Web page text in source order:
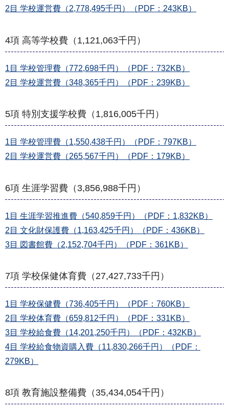
2目 学校運営費（2,778,495千円）（PDF：243KB）
4項 高等学校費（1,121,063千円）
1目 学校管理費（772,698千円）（PDF：732KB）
2目 学校運営費（348,365千円）（PDF：239KB）
5項 特別支援学校費（1,816,005千円）
1目 学校管理費（1,550,438千円）（PDF：797KB）
2目 学校運営費（265,567千円）（PDF：179KB）
6項 生涯学習費（3,856,988千円）
1目 生涯学習推進費（540,859千円）（PDF：1,832KB）
2目 文化財保護費（1,163,425千円）（PDF：436KB）
3目 図書館費（2,152,704千円）（PDF：361KB）
7項 学校保健体育費（27,427,733千円）
1目 学校保健費（736,405千円）（PDF：760KB）
2目 学校体育費（659,812千円）（PDF：331KB）
3目 学校給食費（14,201,250千円）（PDF：432KB）
4目 学校給食物資購入費（11,830,266千円）（PDF：
279KB）
8項 教育施設整備費（35,434,054千円）